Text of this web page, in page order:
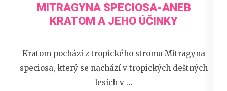
MITRAGYNA SPECIOSA-ANEB
KRATOM A JEHO ÚČINKY
Kratom pochází z tropického stromu Mitragyna
speciosa, který se nachází v tropických deštných
lesích v …